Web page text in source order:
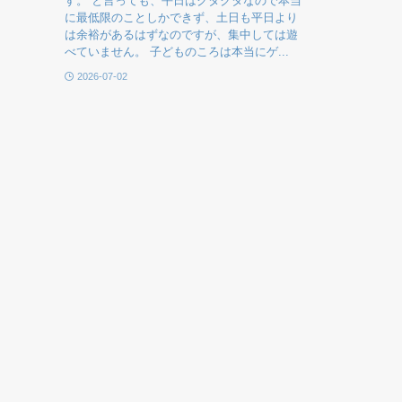
に最低限のことしかできず、土日も平日より
は余裕があるはずなのですが、集中しては遊
べていません。 子どものころは本当にゲ...
2026-07-02